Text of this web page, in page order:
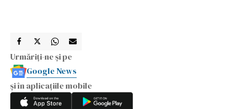
Urmăriți-ne și pe
Google News
și în aplicațiile mobile